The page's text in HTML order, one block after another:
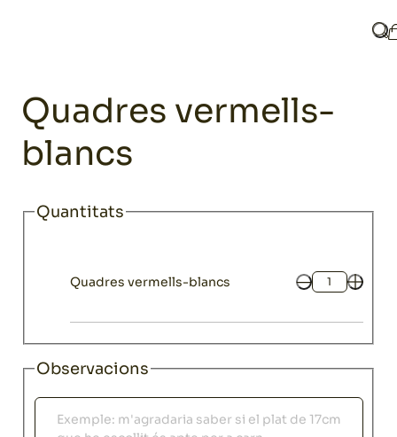
Quadres
Quadres vermells-
blancs
Quantitats
Quadres vermells-blancs Quantitat
Observacions
Observacions